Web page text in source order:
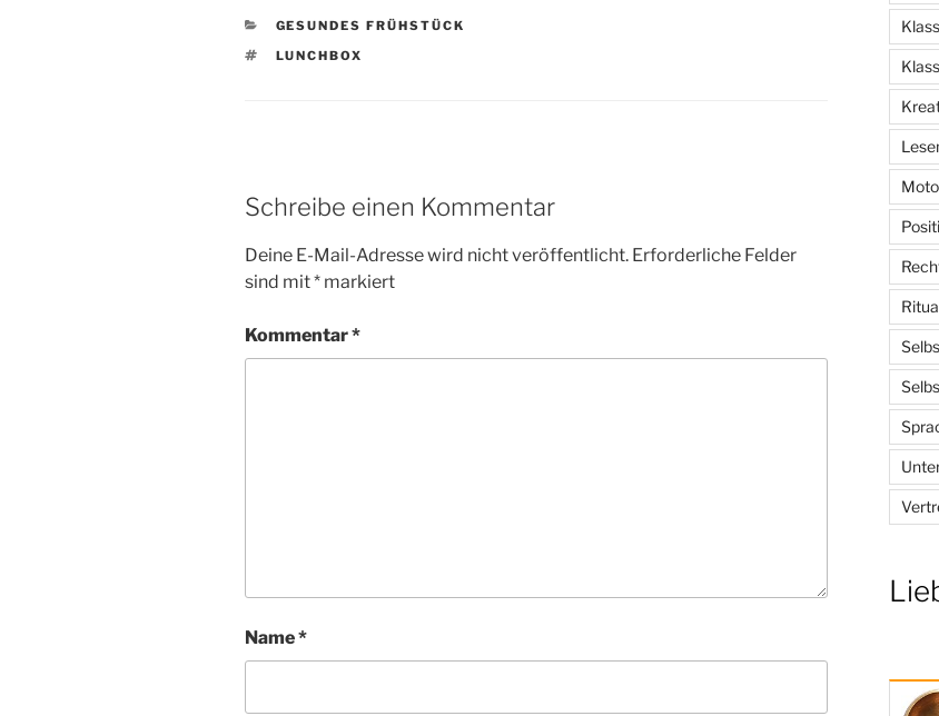
KATEGORIEN
GESUNDES FRÜHSTÜCK
SCHLAGWÖRTER
LUNCHBOX
Schreibe einen Kommentar
Deine E-Mail-Adresse wird nicht veröffentlicht. Erforderliche Felder
sind mit* markiert
Kommentar*
Name*